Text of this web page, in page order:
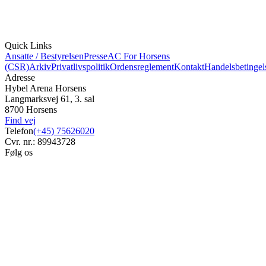
Quick Links
Ansatte / BestyrelsenPresseAC For Horsens
(CSR)ArkivPrivatlivspolitikOrdensreglementKontakt
Adresse
Hybel Arena Horsens
Langmarksvej 61, 3. sal
8700 Horsens
Find vej
Telefon(+45) 75626020
Cvr. nr.: 89943728
Følg os